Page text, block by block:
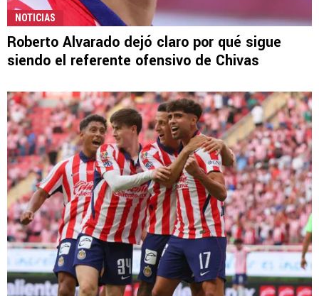
NOTICIAS
Roberto Alvarado dejó claro por qué sigue
siendo el referente ofensivo de Chivas